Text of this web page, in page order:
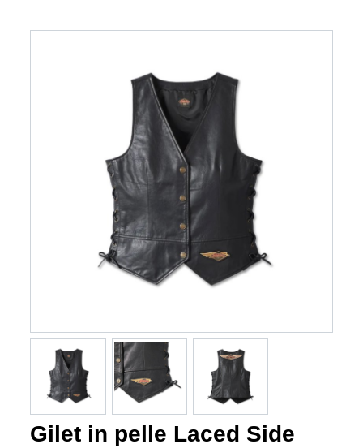
Gilet in pelle Laced Side